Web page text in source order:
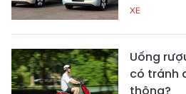
XE
Uống
có tránh
thông?